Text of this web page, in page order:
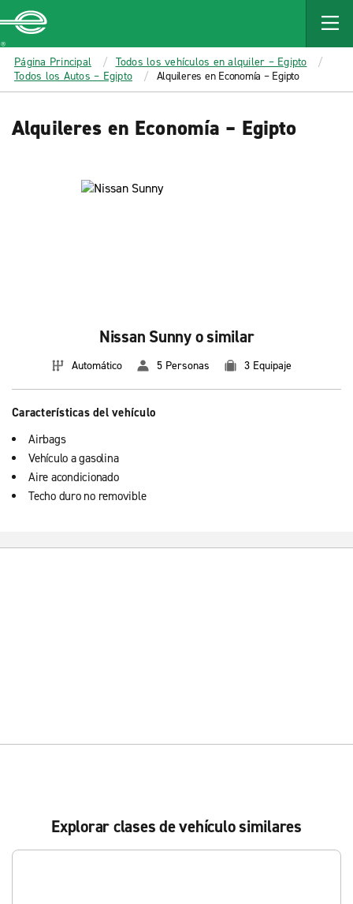
MAIN
CONTENT
Enterprise
Página Principal
Todos los vehículos en alquiler – Egipto
Todos los Autos – Egipto
Alquileres en Economía – Egipto
Alquileres en Economía – Egipto
Nissan Sunny o similar
Automático 5 Personas 3 Equipaje
Características del vehículo
Airbags
Vehículo a gasolina
Aire acondicionado
Techo duro no removible
Explorar clases de vehículo similares